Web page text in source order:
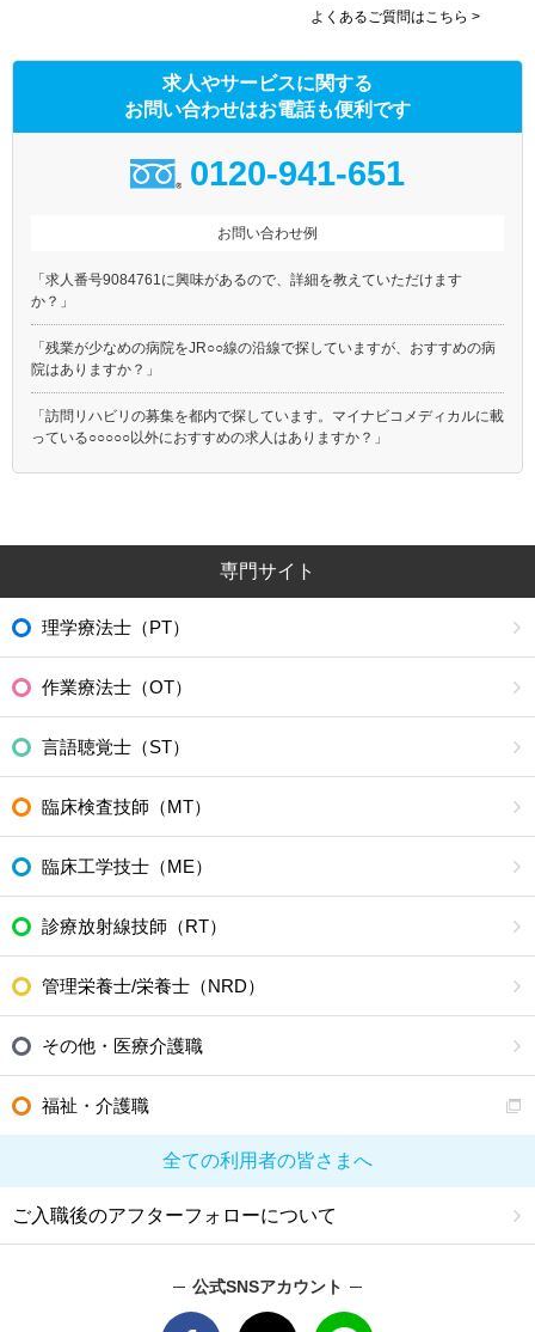
よくあるご質問はこちら >
求人やサービスに関する
お問い合わせはお電話も便利です
0120-941-651
お問い合わせ例
「求人番号9084761に興味があるので、詳細を教えていただけます
か？」
「残業が少なめの病院をJR○○線の沿線で探していますが、おすすめの病
院はありますか？」
「訪問リハビリの募集を都内で探しています。マイナビコメディカルに載
っている○○○○○以外におすすめの求人はありますか？」
専門サイト
理学療法士（PT）
作業療法士（OT）
言語聴覚士（ST）
臨床検査技師（MT）
臨床工学技士（ME）
診療放射線技師（RT）
管理栄養士/栄養士（NRD）
その他・医療介護職
福祉・介護職
全ての利用者の皆さまへ
ご入職後のアフターフォローについて
公式SNSアカウント